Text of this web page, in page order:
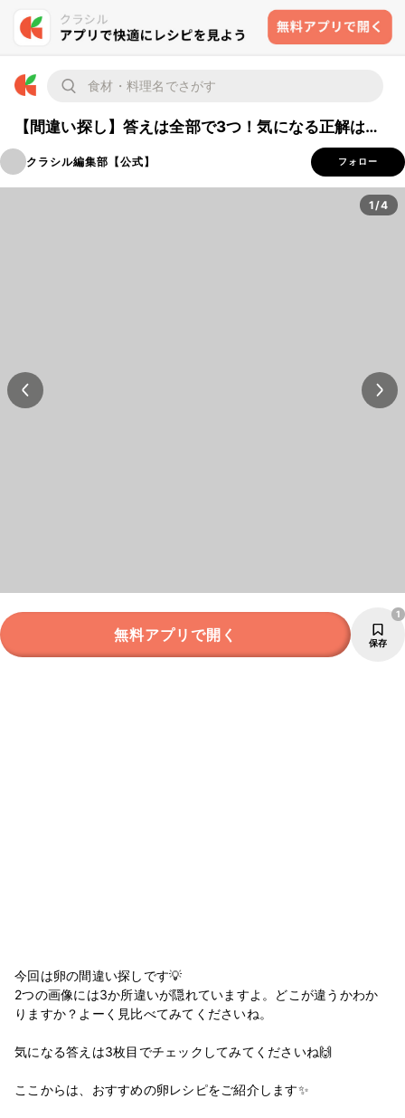
【間違い探し】答えは全部で3つ！気になる正解は…
クラシル編集部【公式】 フォロー
1/4
無料アプリで開く 保存
1
今回は卵の間違い探しです💡
2つの画像には3か所違いが隠れていますよ。どこが違うかわか
りますか？よーく見比べてみてくださいね。
気になる答えは3枚目でチェックしてみてくださいね🙌
ここからは、おすすめの卵レシピをご紹介します✨